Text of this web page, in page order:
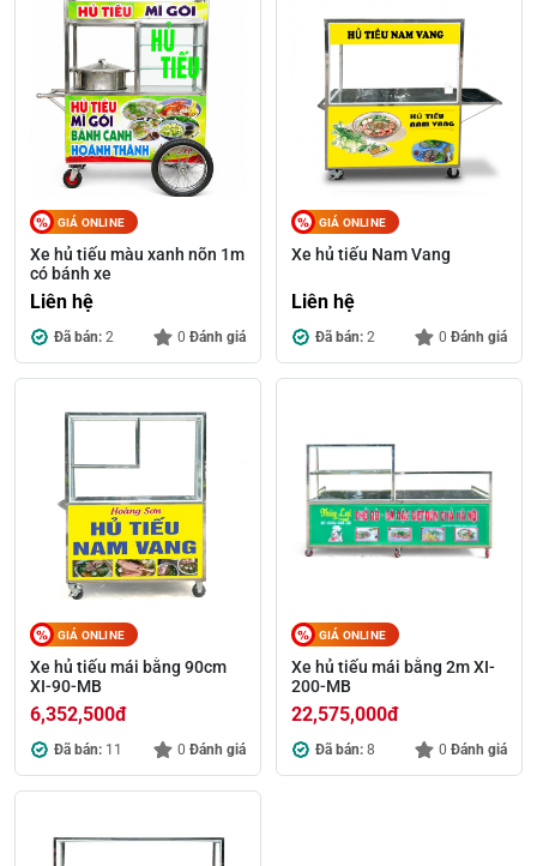
GIÁ ONLINE
Xe hủ tiếu màu xanh nõn 1m
có bánh xe
Liên hệ
Đã bán: 2 0 Đánh giá
GIÁ ONLINE
Xe hủ tiếu Nam Vang
Liên hệ
Đã bán: 2 0 Đánh giá
GIÁ ONLINE
Xe hủ tiếu mái bằng 90cm
XI-90-MB
6,352,500đ
Đã bán: 11 0 Đánh giá
GIÁ ONLINE
Xe hủ tiếu mái bằng 2m XI-
200-MB
22,575,000đ
Đã bán: 8 0 Đánh giá